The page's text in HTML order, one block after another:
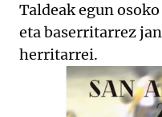
Taldeak egun
eta baserritarrez
herritarrei.